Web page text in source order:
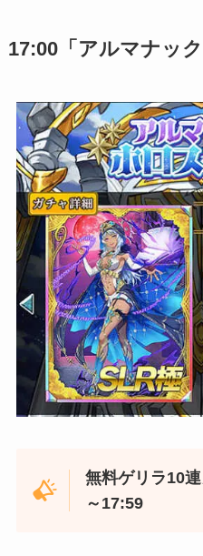
17:00「アルマナッ
無料ゲリラ10
～17:59